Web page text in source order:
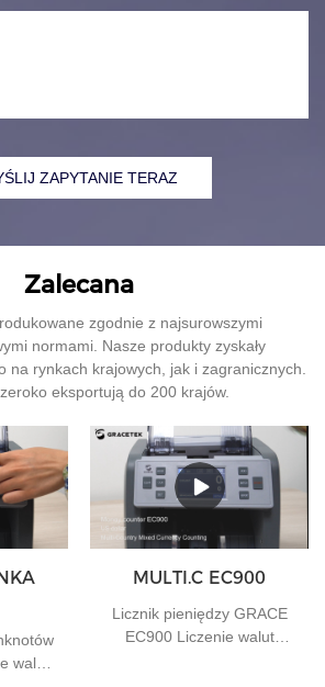
ZAPYTANIE TERAZ
Zalecana
zgodnie z najsurowszymi
normami. Nasze produkty zyskały
na rynkach krajowych, jak i zagranicznych.
eksportują do 200 krajów.
walut
MULTI.C EC900
Licznik pieniędzy GRACE
EC900 Liczenie walut